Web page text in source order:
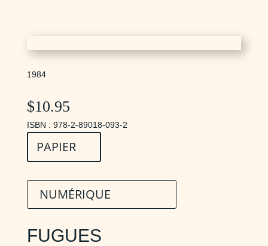
1984
$10.95
ISBN : 978-2-89018-093-2
PAPIER
NUMÉRIQUE
FUGUES